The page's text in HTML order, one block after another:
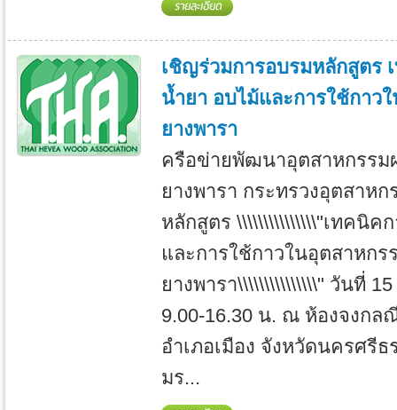
เชิญร่วมการอบรมหลักสูตร
น้ำยา อบไม้และการใช้กาว
ยางพารา
ครือข่ายพัฒนาอุตสาหกรร
ยางพารา กระทรวงอุตสาห
หลักสูตร \\\\\\\\\\\\\\\"เทคนิค
และการใช้กาวในอุตสาหกร
ยางพารา\\\\\\\\\\\\\\\" วันที่
9.00-16.30 น. ณ ห้องจงกล
อำเภอเมือง จังหวัดนครศรี
มร...